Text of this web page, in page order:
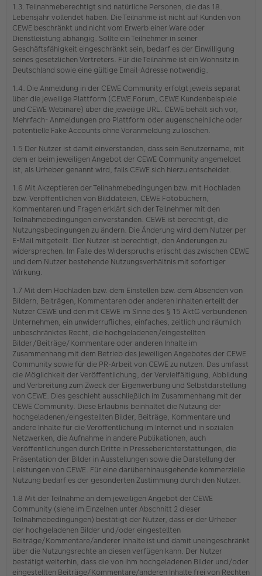
1.3. Teilnahmeberechtigt sind natürliche Personen, die das 18.
Lebensjahr vollendet haben. Die Teilnahme ist nicht auf Kunden von
CEWE beschränkt und nicht vom Erwerb einer Ware oder
Dienstleistung abhängig. Sollte ein Teilnehmer in seiner
Geschäftsfähigkeit eingeschränkt sein, bedarf es der Einwilligung
seines gesetzlichen Vertreters. Für die Teilnahme ist ein Wohnsitz in
Deutschland sowie eine gültige Email-Adresse notwendig.
1.4. Die Anmeldung in der CEWE Community erfolgt jeweils separat
über die jeweilige Plattform (CEWE Forum, CEWE Kundenbeispiele
und CEWE Webinare) über die jeweilige URL. CEWE behält sich vor,
Mehrfach- Anmeldungen pro Plattform oder augenscheinliche oder
potentielle Fake Accounts ohne Voranmeldung zu löschen.
1.5 Der Nutzer ist damit einverstanden, dass sein Benutzername, mit
dem er beim jeweiligen Angebot der CEWE Community angemeldet
ist, als Urheber genannt wird, falls CEWE sich hierzu entscheidet.
1.6 Mit Akzeptieren der Teilnahmebedingungen bzw. mit Hochladen
bzw. Veröffentlichen von Bilddateien, CEWE Fotobüchern,
Kommentaren und Fragen erklärt sich der Teilnehmer mit den
Teilnahmebedingungen einverstanden. CEWE ist berechtigt, die
Nutzungsbedingungen zu ändern. Die Änderung wird dem Nutzer per
E-Mail mitgeteilt. Der Nutzer ist berechtigt, den Änderungen zu
widersprechen. Im Falle des Widerspruchs erlischt das zwischen CEWE
und dem Nutzer bestehende Nutzungsverhältnis mit sofortiger
Wirkung.
1.7 Mit dem Hochladen bzw. dem Einstellen bzw. dem Absenden von
Bildern, Beiträgen, Kommentaren oder anderen Inhalten erteilt der
Nutzer CEWE und den mit CEWE im Sinne des § 15 AktG verbundenen
Unternehmen, ein unwiderrufliches, einfaches, zeitlich und räumlich
unbeschränktes Recht, die hochgeladenen/eingestellten
Bilder/Beiträge/Kommentare oder anderen Inhalte im
Zusammenhang mit dem Betrieb des jeweiligen Angebotes der CEWE
Community sowie für die PR-Arbeit von CEWE zu nutzen. Das umfasst
die Möglichkeit der Veröffentlichung, der Vervielfältigung, Abbildung
und Verbreitung zum Zweck der Eigenwerbung und Selbstdarstellung
von CEWE. Dies geschieht ausschließlich im Zusammenhang mit der
CEWE Community. Diese Erlaubnis beinhaltet die Nutzung der
hochgeladenen/eingestellten Bilder, Beiträge, Kommentare und
andere Inhalte für die Veröffentlichung im Internet und in sozialen
Netzwerken, die Aufnahme in andere Publikationen, auch
Veröffentlichungen durch Dritte in Presseberichterstattungen, die
Präsentation der Bilder in Ausstellungen sowie die Darstellung der
Leistungen von CEWE. Für eine darüberhinausgehende kommerzielle
Nutzung bedarf es der gesonderten Zustimmung durch den Nutzer.
1.8 Mit der Teilnahme an dem jeweiligen Angebot der CEWE
Community (siehe im Einzelnen unter Abschnitt 2 dieser
Teilnahmebedingungen) bestätigt der Nutzer, dass er der Urheber
der hochgeladenen Bilder und/oder eingestellten
Beiträge/Kommentare/anderer Inhalte ist und damit uneingeschränkt
über die Nutzungsrechte an diesen verfügen kann. Der Nutzer
bestätigt weiterhin, dass die von ihm hochgeladenen Bilder und/oder
eingestellten Beiträge/Kommentare/anderen Inhalte frei von Rechten